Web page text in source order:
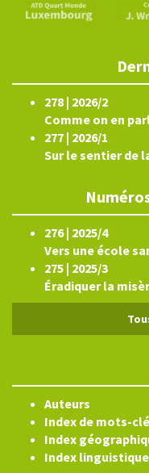
278 | 2026/2
Comme on en
277 | 2026/1
Sur le sentier de
276 | 2025/4
Vers une école
275 | 2025/3
Éradiquer la
Auteurs
Index de mots-
Index
Index linguistique